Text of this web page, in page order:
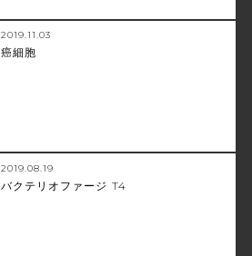
2019.11.03
癌細胞
2019.08.19
バクテリオファージ T4